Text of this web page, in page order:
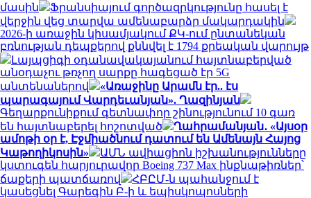
մասին
Ֆրանսիայում գործազրկությունը հասել է
վերջին վեց տարվա ամենաբարձր մակարդակին
2026-ի առաջին կիսամյակում ՔԿ-ում ընտանեկան
բռնության դեպքերով քննվել է 1794 քրեական վարույթ
Լայպցիգի օդանավակայանում հայտնաբերված
անօդաչու թռչող սարքը հագեցած էր 5G
անտենաներով
«Առաջինը Արամն էր.. էս
պարագայում Վարդեւանյան». Ղազինյան
Գեղարքունիքում գետնափոր շինությունում 10 գառ
են հայտնաբերել հոշոտված
Ղահրամանյան․ «Այսօր
ամոթի օր է, Էջմիածնում դատում են Ամենայն Հայոց
Կաթողիկոսին»
ԱՄՆ ավիացիոն իշխանությունները
կստուգեն հարյուրավոր Boeing 737 Max ինքնաթիռներ՝
ճաքերի պատճառով
ՀԲԸՄ-ն պահանջում է
կասեցնել Գարեգին Բ-ի և եպիսկոպոսների